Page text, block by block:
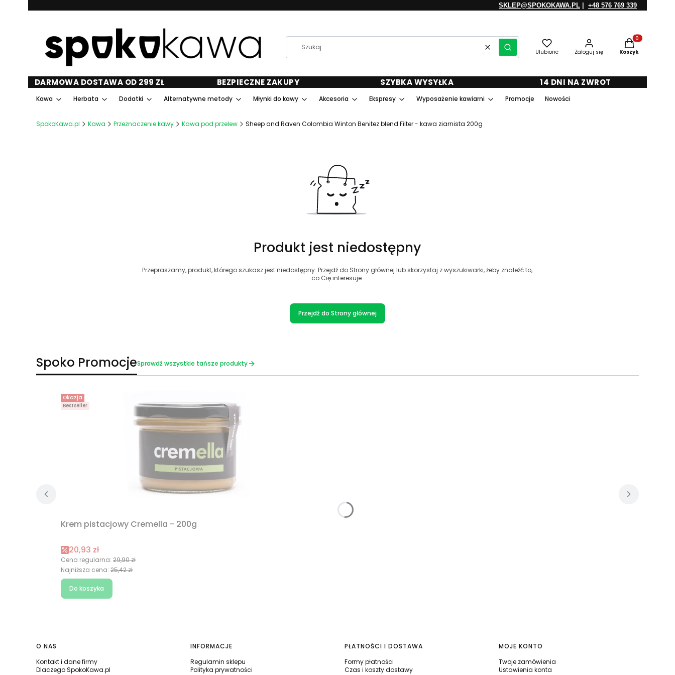
SKLEP@SPOKOKAWA.PL +48 576 769 339
WyczyśćSzukaj Ulubione Zaloguj się
Produkty w
Koszyk
DARMOWA DOSTAWA OD 299 ZŁ BEZPIECZNE ZAKUPY SZYBKA WYSYŁKA 14 DNI NA ZWROT
Kawa Herbata Dodatki Alternatywne metody Młynki do kawy Akcesoria Ekspresy Wyposażenie kawiarni Promocje Nowości
SpokoKawa.pl Kawa Przeznaczenie kawy Kawa pod przelew Sheep and Raven Colombia Winton Benitez blend Filter - kawa ziarnista 200g
Produkt jest niedostępny
Przepraszamy, produkt, którego szukasz jest niedostępny. Przejdź do Strony głównej lub skorzystaj z wyszukiwarki, żeby znaleźć to,
co Cię interesuje.
Przejdź do Strony głównej
Spoko PromocjeSprawdź wszystkie tańsze produkty
Okazja
Bestseller
Krem pistacjowy Cremella - 200g
Cena promocyjna
20,93 zł
Cena regularna: 29,90 zł
Najniższa cena: 25,42 zł
Do koszyka
Linki w stopce
O NAS
Kontakt i dane firmy
Dlaczego SpokoKawa.pl
INFORMACJE
Regulamin sklepu
Polityka prywatności
PŁATNOŚCI I DOSTAWA
Formy płatności
Czas i koszty dostawy
MOJE KONTO
Twoje zamówienia
Ustawienia konta